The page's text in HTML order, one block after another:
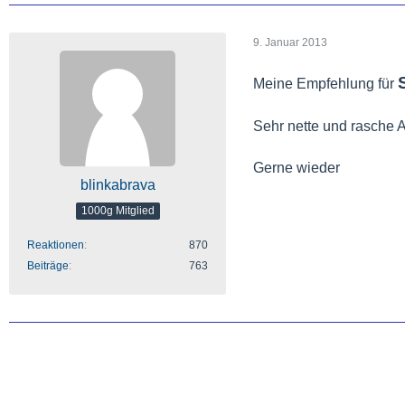
blinkabrava
1000g Mitglied
Reaktionen
870
Beiträge
763
9. Januar 2013
Meine Empfehlung für
Sehr nette und rasche
Gerne wieder